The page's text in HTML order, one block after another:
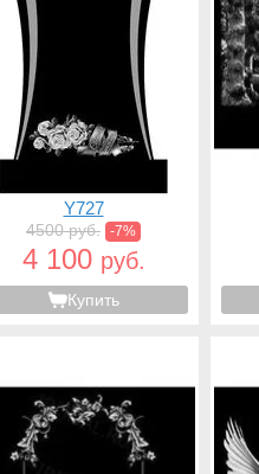
Y727
4500 руб. -7%
4 100 руб.
Купить